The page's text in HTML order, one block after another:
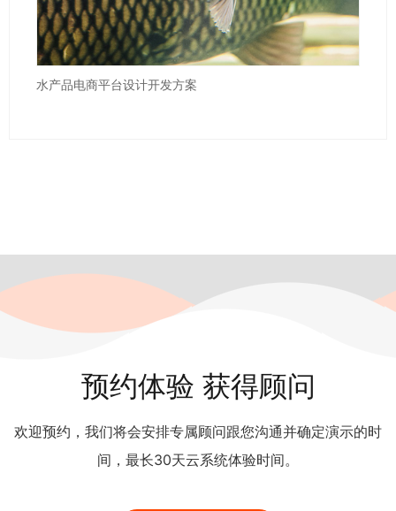
水产品电商平台设计开发方案
预约体验 获得顾问
欢迎预约，我们将会安排专属顾问跟您沟通并确定演示的时
间，最长30天云系统体验时间。